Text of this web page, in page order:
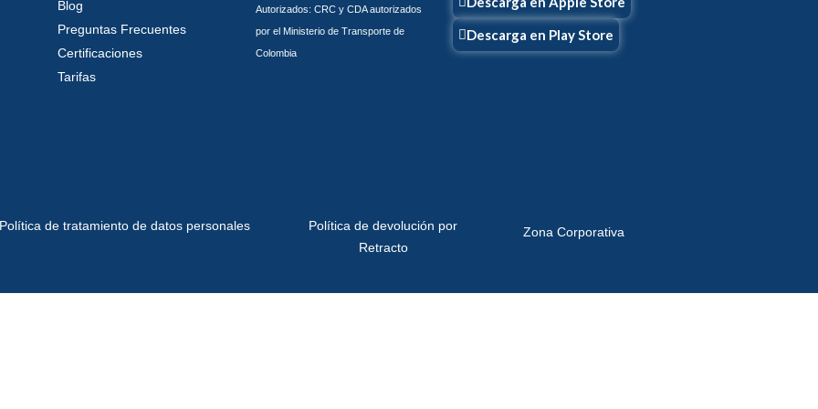
Blog
Preguntas Frecuentes
Certificaciones
Tarifas
Autorizados: CRC y CDA autorizados
por el Ministerio de Transporte de
Colombia
Descarga en Play Store
Política de tratamiento de datos personales
Política de devolución por
Retracto
Zona Corporativa